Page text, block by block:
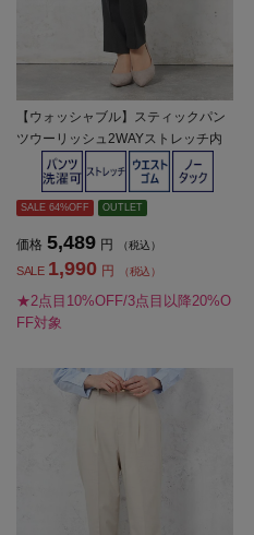
【ウォッシャブル】スティックパン
ツウーリッシュ2WAYストレッチ内
股シームレス無地秋冬【レディー
SALE 64%OFF OUTLET
価格 5,489 円 （税込）
SALE 1,990 円 （税込）
★2点目10%OFF/3点目以降20%O
FF対象